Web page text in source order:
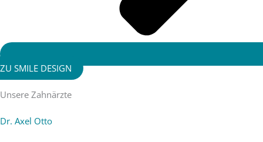
ZU SMILE DESIGN
Unsere Zahnärzte
Dr. Axel Otto